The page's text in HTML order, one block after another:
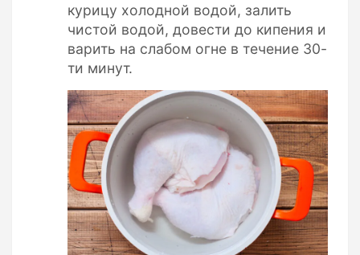
курицу холодной водой, залить
чистой водой, довести до кипения и
варить на слабом огне в течение 30-
ти минут.